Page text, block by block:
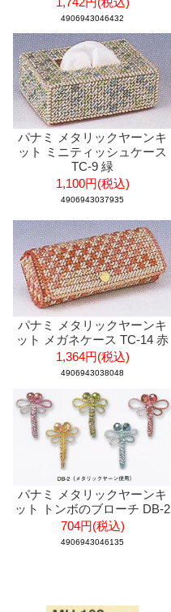
4906943046432
パナミ メタリックヤーンキ
ット ミニティッシュケース
TC-9 緑
1,100円(税込)
4906943037935
パナミ メタリックヤーンキ
ット メガネケース TC-14 赤
1,364円(税込)
4906943038048
パナミ メタリックヤーンキ
ット トンボのブローチ DB-2
704円(税込)
4906943046135